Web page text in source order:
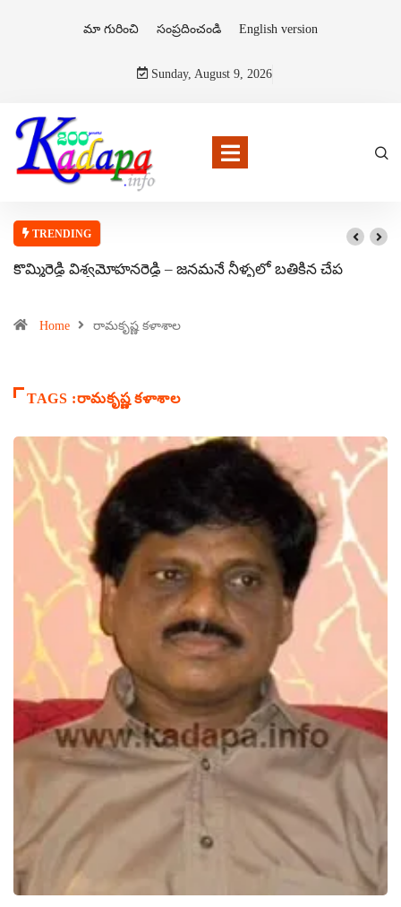
మా గురించి సంప్రదించండి English version
Sunday, August 9, 2026
TRENDING
కొమ్మిరెడ్డి విశ్వమోహనరెడ్డి – జనమనే నీళ్ళలో బతికిన చేప
Home రామకృష్ణ కళాశాల
TAGS :రామకృష్ణ కళాశాల